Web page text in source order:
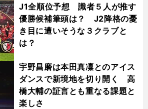
J1全順位予想 識者５人が推す
優勝候補筆頭は？ J2降格の憂
き目に遭いそうな３クラブと
は？
宇野昌磨は本田真凜とのアイス
ダンスで新境地を切り開く 高
橋大輔の証言とも重なる課題と
楽しさ